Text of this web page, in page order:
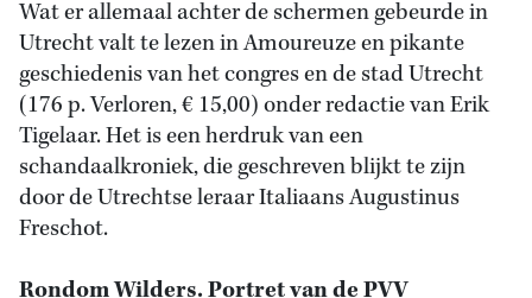
Wat er allemaal achter de schermen gebeurde in
Utrecht valt te lezen in Amoureuze en pikante
geschiedenis van het congres en de stad Utrecht
(176 p. Verloren, € 15,00) onder redactie van Erik
Tigelaar. Het is een herdruk van een
schandaalkroniek, die geschreven blijkt te zijn
door de Utrechtse leraar Italiaans Augustinus
Freschot.
Rondom Wilders. Portret van de PVV